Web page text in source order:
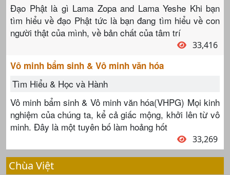
Đạo Phật là gì Lama Zopa and Lama Yeshe Khi bạn
tìm hiểu về đạo Phật tức là bạn đang tìm hiểu về con
người thật của mình, về bản chất của tâm trí
33,416
Vô minh bẩm sinh & Vô minh văn hóa
Tìm Hiểu & Học và Hành
Vô minh bẩm sinh & Vô minh văn hóa(VHPG) Mọi kinh
nghiệm của chúng ta, kể cả giấc mộng, khởi lên từ vô
minh. Đây là một tuyên bố làm hoảng hốt
33,269
Chùa Việt